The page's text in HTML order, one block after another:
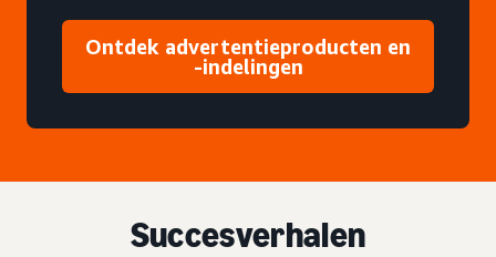
Ontdek advertentieproducten en
-indelingen
Succesverhalen